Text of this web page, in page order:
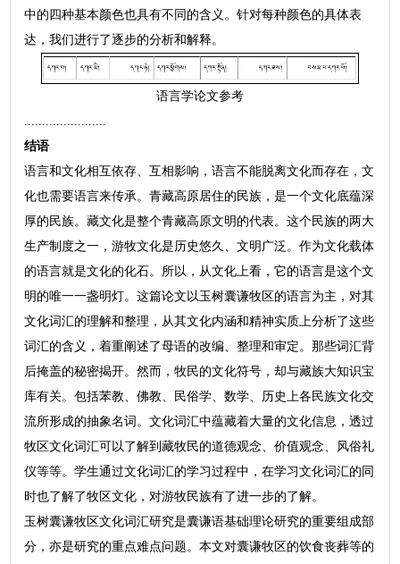
中的四种基本颜色也具有不同的含义。针对每种颜色的具体表
达，我们进行了逐步的分析和解释。
语言学论文参考
.......................
结语
语言和文化相互依存、互相影响，语言不能脱离文化而存在，文
化也需要语言来传承。青藏高原居住的民族，是一个文化底蕴深
厚的民族。藏文化是整个青藏高原文明的代表。这个民族的两大
生产制度之一，游牧文化是历史悠久、文明广泛。作为文化载体
的语言就是文化的化石。所以，从文化上看，它的语言是这个文
明的唯一一盏明灯。这篇论文以玉树囊谦牧区的语言为主，对其
文化词汇的理解和整理，从其文化内涵和精神实质上分析了这些
词汇的含义，着重阐述了母语的改编、整理和审定。那些词汇背
后掩盖的秘密揭开。然而，牧民的文化符号，却与藏族大知识宝
库有关。包括苯教、佛教、民俗学、数学、历史上各民族文化交
流所形成的抽象名词。文化词汇中蕴藏着大量的文化信息，透过
牧区文化词汇可以了解到藏牧民的道德观念、价值观念、风俗礼
仪等等。学生通过文化词汇的学习过程中，在学习文化词汇的同
时也了解了牧区文化，对游牧民族有了进一步的了解。
玉树囊谦牧区文化词汇研究是囊谦语基础理论研究的重要组成部
分，亦是研究的重点难点问题。本文对囊谦牧区的饮食丧葬等的